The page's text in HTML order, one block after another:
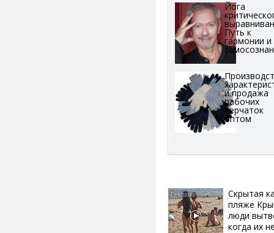
Йога
Путь к
гармонии и
и продажа
рабочих
перчаток
оптом
Скрытая
пляже
люди
когда их